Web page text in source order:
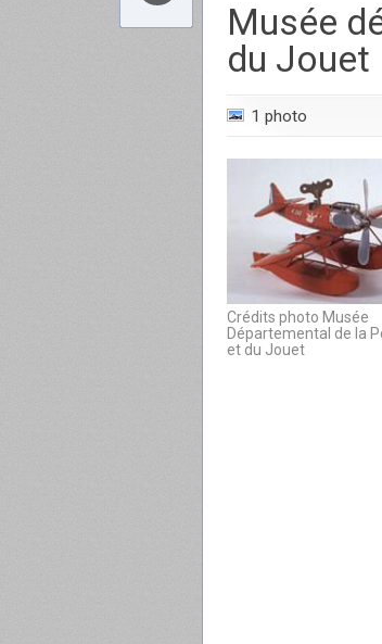
Musée
du Jouet
1 photo
Crédits photo Musée
Départemental de la
et du Jouet